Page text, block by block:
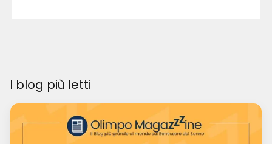
I blog più letti